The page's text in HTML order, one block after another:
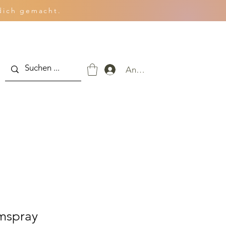
gemacht.
Anmelden